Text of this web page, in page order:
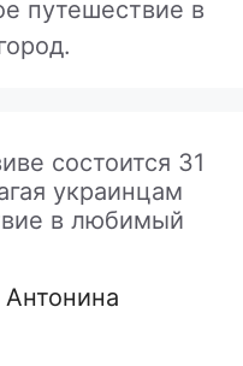
путешествие в
состоится 31
украинцам
в любимый
Антонина